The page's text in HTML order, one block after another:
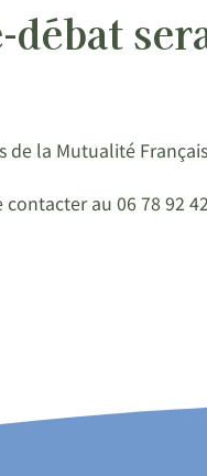
de la Mutualité
au 06 78 92